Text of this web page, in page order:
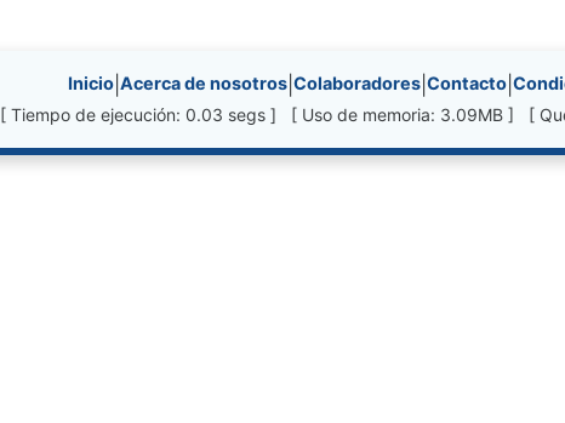
links, etc.
Inicio Acerca de nosotros Colaboradores Contacto
[ Tiempo de ejecución: 0.03 segs ] [ Uso de memoria: 3.09MB ] [